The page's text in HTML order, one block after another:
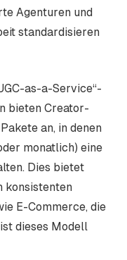
Agenturen und
standardisieren
as-a-Service“-
bieten Creator-
an, in denen
monatlich) eine
Dies bietet
konsistenten
E-Commerce, die
dieses Modell